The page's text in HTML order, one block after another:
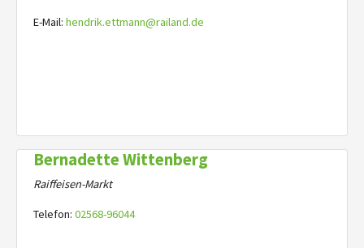
E-Mail: hendrik.ettmann@railand.de
Bernadette Wittenberg
Raiffeisen-Markt
Telefon: 02568-96044